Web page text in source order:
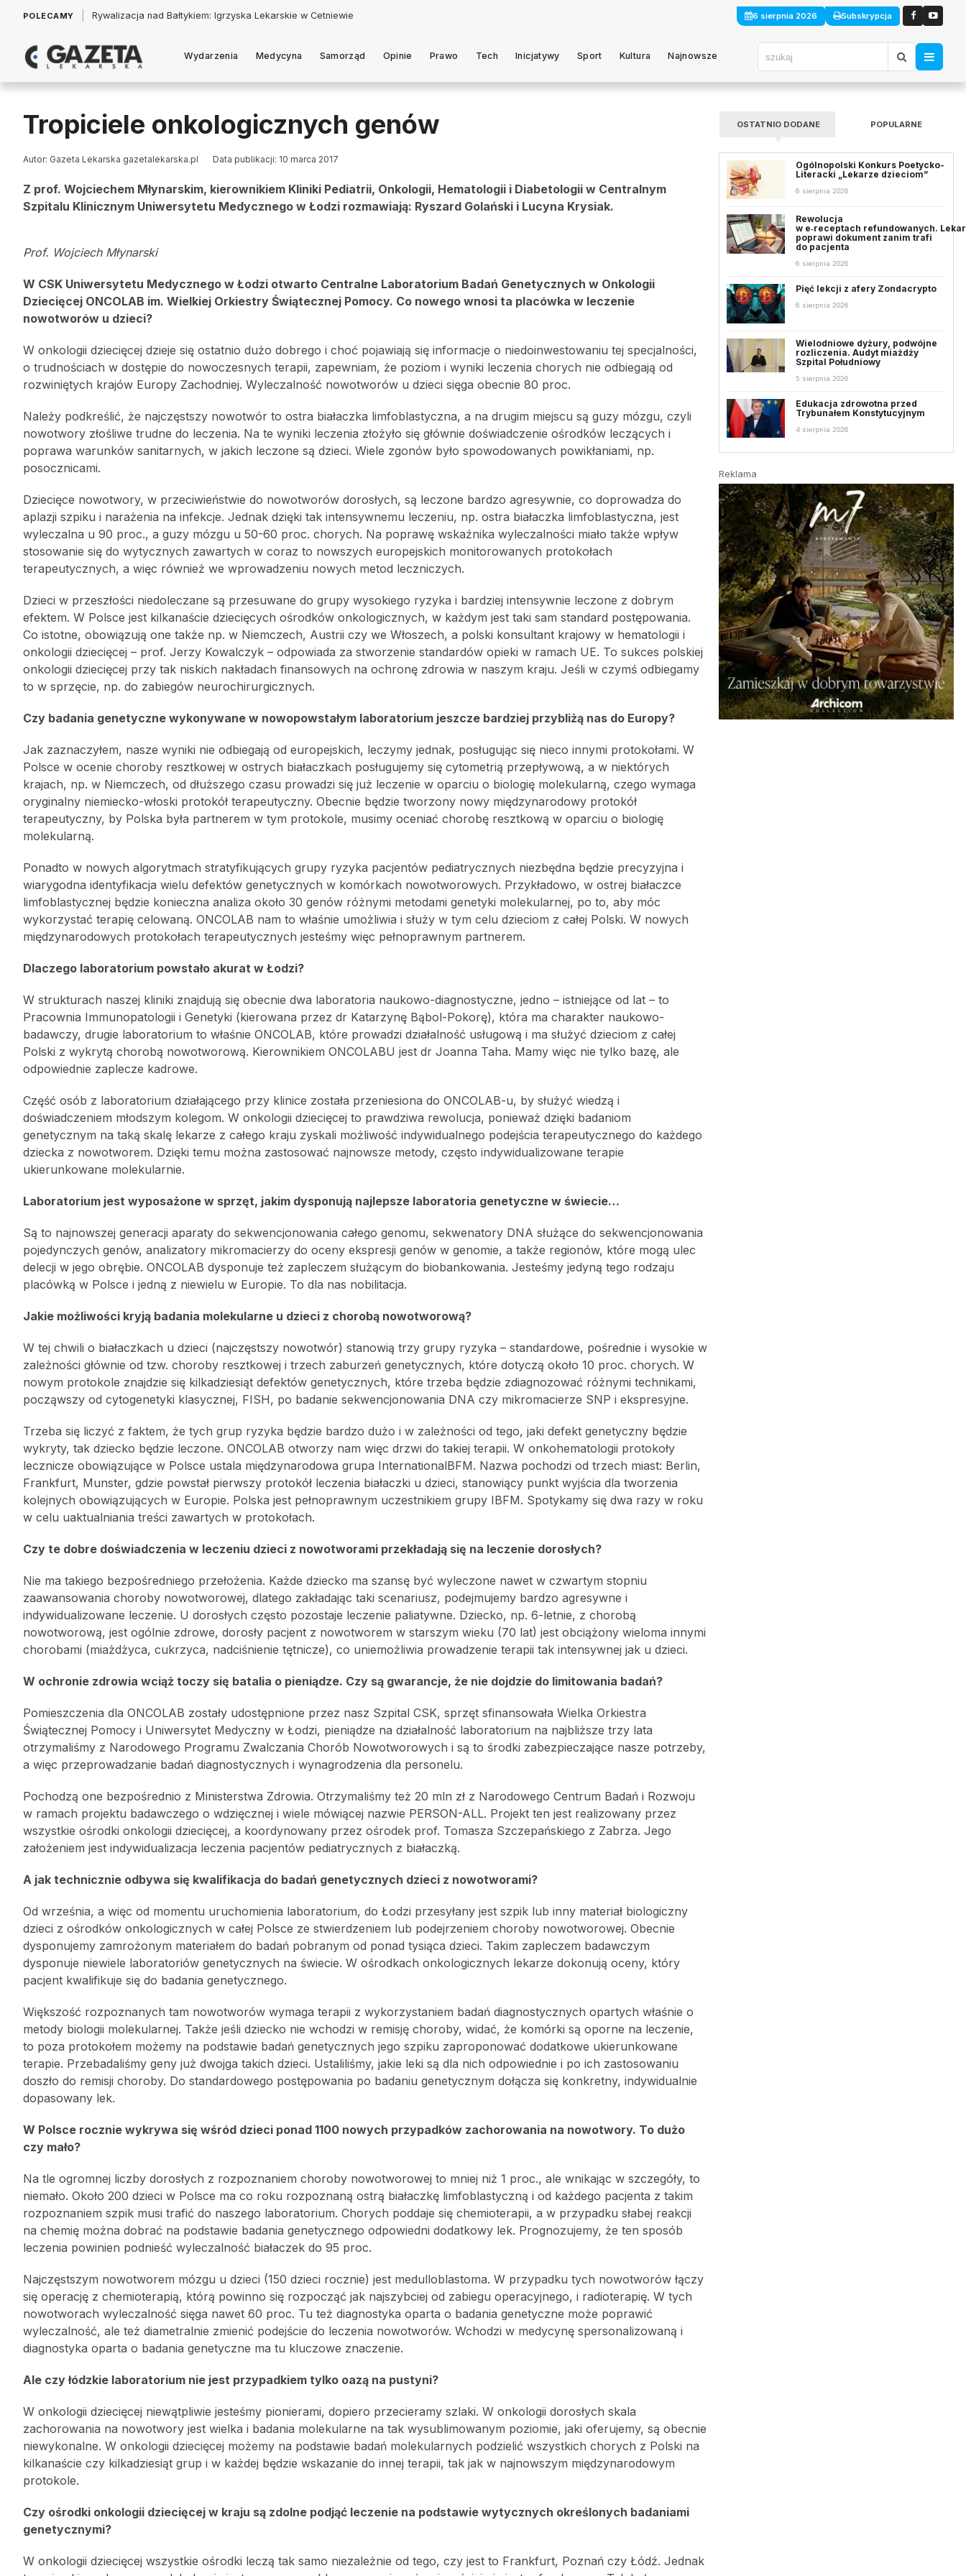
POLECAMY Łukasz Jankowski: Politycy w pogoni za króliczkiem 6 sierpnia 2026 Subskrypcja
Wydarzenia Medycyna Samorząd Opinie Prawo Tech Inicjatywy Sport Kultura Najnowsze
Tropiciele onkologicznych genów
Autor: Gazeta Lekarska gazetalekarska.pl Data publikacji: 10 marca 2017
Z prof. Wojciechem Młynarskim, kierownikiem Kliniki Pediatrii, Onkologii, Hematologii i Diabetologii w Centralnym
Szpitalu Klinicznym Uniwersytetu Medycznego w Łodzi rozmawiają: Ryszard Golański i Lucyna Krysiak.
Prof. Wojciech Młynarski
W CSK Uniwersytetu Medycznego w Łodzi otwarto Centralne Laboratorium Badań Genetycznych w Onkologii
Dziecięcej ONCOLAB im. Wielkiej Orkiestry Świątecznej Pomocy. Co nowego wnosi ta placówka w leczenie
nowotworów u dzieci?
W onkologii dziecięcej dzieje się ostatnio dużo dobrego i choć pojawiają się informacje o niedoinwestowaniu tej specjalności,
o trudnościach w dostępie do nowoczesnych terapii, zapewniam, że poziom i wyniki leczenia chorych nie odbiegają od
rozwiniętych krajów Europy Zachodniej. Wyleczalność nowotworów u dzieci sięga obecnie 80 proc.
Należy podkreślić, że najczęstszy nowotwór to ostra białaczka limfoblastyczna, a na drugim miejscu są guzy mózgu, czyli
nowotwory złośliwe trudne do leczenia. Na te wyniki leczenia złożyło się głównie doświadczenie ośrodków leczących i
poprawa warunków sanitarnych, w jakich leczone są dzieci. Wiele zgonów było spowodowanych powikłaniami, np.
posocznicami.
Dziecięce nowotwory, w przeciwieństwie do nowotworów dorosłych, są leczone bardzo agresywnie, co doprowadza do
aplazji szpiku i narażenia na infekcje. Jednak dzięki tak intensywnemu leczeniu, np. ostra białaczka limfoblastyczna, jest
wyleczalna u 90 proc., a guzy mózgu u 50-60 proc. chorych. Na poprawę wskaźnika wyleczalności miało także wpływ
stosowanie się do wytycznych zawartych w coraz to nowszych europejskich monitorowanych protokołach
terapeutycznych, a więc również we wprowadzeniu nowych metod leczniczych.
Dzieci w przeszłości niedoleczane są przesuwane do grupy wysokiego ryzyka i bardziej intensywnie leczone z dobrym
efektem. W Polsce jest kilkanaście dziecięcych ośrodków onkologicznych, w każdym jest taki sam standard postępowania.
Co istotne, obowiązują one także np. w Niemczech, Austrii czy we Włoszech, a polski konsultant krajowy w hematologii i
onkologii dziecięcej – prof. Jerzy Kowalczyk – odpowiada za stworzenie standardów opieki w ramach UE. To sukces polskiej
onkologii dziecięcej przy tak niskich nakładach finansowych na ochronę zdrowia w naszym kraju. Jeśli w czymś odbiegamy
to w sprzęcie, np. do zabiegów neurochirurgicznych.
Czy badania genetyczne wykonywane w nowopowstałym laboratorium jeszcze bardziej przybliżą nas do Europy?
Jak zaznaczyłem, nasze wyniki nie odbiegają od europejskich, leczymy jednak, posługując się nieco innymi protokołami. W
Polsce w ocenie choroby resztkowej w ostrych białaczkach posługujemy się cytometrią przepływową, a w niektórych
krajach, np. w Niemczech, od dłuższego czasu prowadzi się już leczenie w oparciu o biologię molekularną, czego wymaga
oryginalny niemiecko-włoski protokół terapeutyczny. Obecnie będzie tworzony nowy międzynarodowy protokół
terapeutyczny, by Polska była partnerem w tym protokole, musimy oceniać chorobę resztkową w oparciu o biologię
molekularną.
Ponadto w nowych algorytmach stratyfikujących grupy ryzyka pacjentów pediatrycznych niezbędna będzie precyzyjna i
wiarygodna identyfikacja wielu defektów genetycznych w komórkach nowotworowych. Przykładowo, w ostrej białaczce
limfoblastycznej będzie konieczna analiza około 30 genów różnymi metodami genetyki molekularnej, po to, aby móc
wykorzystać terapię celowaną. ONCOLAB nam to właśnie umożliwia i służy w tym celu dzieciom z całej Polski. W nowych
międzynarodowych protokołach terapeutycznych jesteśmy więc pełnoprawnym partnerem.
Dlaczego laboratorium powstało akurat w Łodzi?
W strukturach naszej kliniki znajdują się obecnie dwa laboratoria naukowo-diagnostyczne, jedno – istniejące od lat – to
Pracownia Immunopatologii i Genetyki (kierowana przez dr Katarzynę Bąbol-Pokorę), która ma charakter naukowo-
badawczy, drugie laboratorium to właśnie ONCOLAB, które prowadzi działalność usługową i ma służyć dzieciom z całej
Polski z wykrytą chorobą nowotworową. Kierownikiem ONCOLABU jest dr Joanna Taha. Mamy więc nie tylko bazę, ale
odpowiednie zaplecze kadrowe.
Część osób z laboratorium działającego przy klinice została przeniesiona do ONCOLAB-u, by służyć wiedzą i
doświadczeniem młodszym kolegom. W onkologii dziecięcej to prawdziwa rewolucja, ponieważ dzięki badaniom
genetycznym na taką skalę lekarze z całego kraju zyskali możliwość indywidualnego podejścia terapeutycznego do każdego
dziecka z nowotworem. Dzięki temu można zastosować najnowsze metody, często indywidualizowane terapie
ukierunkowane molekularnie.
Laboratorium jest wyposażone w sprzęt, jakim dysponują najlepsze laboratoria genetyczne w świecie…
Są to najnowszej generacji aparaty do sekwencjonowania całego genomu, sekwenatory DNA służące do sekwencjonowania
pojedynczych genów, analizatory mikromacierzy do oceny ekspresji genów w genomie, a także regionów, które mogą ulec
delecji w jego obrębie. ONCOLAB dysponuje też zapleczem służącym do biobankowania. Jesteśmy jedyną tego rodzaju
placówką w Polsce i jedną z niewielu w Europie. To dla nas nobilitacja.
Jakie możliwości kryją badania molekularne u dzieci z chorobą nowotworową?
W tej chwili o białaczkach u dzieci (najczęstszy nowotwór) stanowią trzy grupy ryzyka – standardowe, pośrednie i wysokie w
zależności głównie od tzw. choroby resztkowej i trzech zaburzeń genetycznych, które dotyczą około 10 proc. chorych. W
nowym protokole znajdzie się kilkadziesiąt defektów genetycznych, które trzeba będzie zdiagnozować różnymi technikami,
począwszy od cytogenetyki klasycznej, FISH, po badanie sekwencjonowania DNA czy mikromacierze SNP i ekspresyjne.
Trzeba się liczyć z faktem, że tych grup ryzyka będzie bardzo dużo i w zależności od tego, jaki defekt genetyczny będzie
wykryty, tak dziecko będzie leczone. ONCOLAB otworzy nam więc drzwi do takiej terapii. W onkohematologii protokoły
lecznicze obowiązujące w Polsce ustala międzynarodowa grupa InternationalBFM. Nazwa pochodzi od trzech miast: Berlin,
Frankfurt, Munster, gdzie powstał pierwszy protokół leczenia białaczki u dzieci, stanowiący punkt wyjścia dla tworzenia
kolejnych obowiązujących w Europie. Polska jest pełnoprawnym uczestnikiem grupy IBFM. Spotykamy się dwa razy w roku
w celu uaktualniania treści zawartych w protokołach.
Czy te dobre doświadczenia w leczeniu dzieci z nowotworami przekładają się na leczenie dorosłych?
Nie ma takiego bezpośredniego przełożenia. Każde dziecko ma szansę być wyleczone nawet w czwartym stopniu
zaawansowania choroby nowotworowej, dlatego zakładając taki scenariusz, podejmujemy bardzo agresywne i
indywidualizowane leczenie. U dorosłych często pozostaje leczenie paliatywne. Dziecko, np. 6-letnie, z chorobą
nowotworową, jest ogólnie zdrowe, dorosły pacjent z nowotworem w starszym wieku (70 lat) jest obciążony wieloma innymi
chorobami (miażdżyca, cukrzyca, nadciśnienie tętnicze), co uniemożliwia prowadzenie terapii tak intensywnej jak u dzieci.
W ochronie zdrowia wciąż toczy się batalia o pieniądze. Czy są gwarancje, że nie dojdzie do limitowania badań?
Pomieszczenia dla ONCOLAB zostały udostępnione przez nasz Szpital CSK, sprzęt sfinansowała Wielka Orkiestra
Świątecznej Pomocy i Uniwersytet Medyczny w Łodzi, pieniądze na działalność laboratorium na najbliższe trzy lata
otrzymaliśmy z Narodowego Programu Zwalczania Chorób Nowotworowych i są to środki zabezpieczające nasze potrzeby,
a więc przeprowadzanie badań diagnostycznych i wynagrodzenia dla personelu.
Pochodzą one bezpośrednio z Ministerstwa Zdrowia. Otrzymaliśmy też 20 mln zł z Narodowego Centrum Badań i Rozwoju
w ramach projektu badawczego o wdzięcznej i wiele mówiącej nazwie PERSON-ALL. Projekt ten jest realizowany przez
wszystkie ośrodki onkologii dziecięcej, a koordynowany przez ośrodek prof. Tomasza Szczepańskiego z Zabrza. Jego
założeniem jest indywidualizacja leczenia pacjentów pediatrycznych z białaczką.
A jak technicznie odbywa się kwalifikacja do badań genetycznych dzieci z nowotworami?
Od września, a więc od momentu uruchomienia laboratorium, do Łodzi przesyłany jest szpik lub inny materiał biologiczny
dzieci z ośrodków onkologicznych w całej Polsce ze stwierdzeniem lub podejrzeniem choroby nowotworowej. Obecnie
dysponujemy zamrożonym materiałem do badań pobranym od ponad tysiąca dzieci. Takim zapleczem badawczym
dysponuje niewiele laboratoriów genetycznych na świecie. W ośrodkach onkologicznych lekarze dokonują oceny, który
pacjent kwalifikuje się do badania genetycznego.
Większość rozpoznanych tam nowotworów wymaga terapii z wykorzystaniem badań diagnostycznych opartych właśnie o
metody biologii molekularnej. Także jeśli dziecko nie wchodzi w remisję choroby, widać, że komórki są oporne na leczenie,
to poza protokołem możemy na podstawie badań genetycznych jego szpiku zaproponować dodatkowe ukierunkowane
terapie. Przebadaliśmy geny już dwojga takich dzieci. Ustaliliśmy, jakie leki są dla nich odpowiednie i po ich zastosowaniu
doszło do remisji choroby. Do standardowego postępowania po badaniu genetycznym dołącza się konkretny, indywidualnie
dopasowany lek.
W Polsce rocznie wykrywa się wśród dzieci ponad 1100 nowych przypadków zachorowania na nowotwory. To dużo
czy mało?
Na tle ogromnej liczby dorosłych z rozpoznaniem choroby nowotworowej to mniej niż 1 proc., ale wnikając w szczegóły, to
niemało. Około 200 dzieci w Polsce ma co roku rozpoznaną ostrą białaczkę limfoblastyczną i od każdego pacjenta z takim
rozpoznaniem szpik musi trafić do naszego laboratorium. Chorych poddaje się chemioterapii, a w przypadku słabej reakcji
na chemię można dobrać na podstawie badania genetycznego odpowiedni dodatkowy lek. Prognozujemy, że ten sposób
leczenia powinien podnieść wyleczalność białaczek do 95 proc.
Najczęstszym nowotworem mózgu u dzieci (150 dzieci rocznie) jest medulloblastoma. W przypadku tych nowotworów łączy
się operację z chemioterapią, którą powinno się rozpocząć jak najszybciej od zabiegu operacyjnego, i radioterapię. W tych
nowotworach wyleczalność sięga nawet 60 proc. Tu też diagnostyka oparta o badania genetyczne może poprawić
wyleczalność, ale też diametralnie zmienić podejście do leczenia nowotworów. Wchodzi w medycynę spersonalizowaną i
diagnostyka oparta o badania genetyczne ma tu kluczowe znaczenie.
Ale czy łódzkie laboratorium nie jest przypadkiem tylko oazą na pustyni?
W onkologii dziecięcej niewątpliwie jesteśmy pionierami, dopiero przecieramy szlaki. W onkologii dorosłych skala
zachorowania na nowotwory jest wielka i badania molekularne na tak wysublimowanym poziomie, jaki oferujemy, są obecnie
niewykonalne. W onkologii dziecięcej możemy na podstawie badań molekularnych podzielić wszystkich chorych z Polski na
kilkanaście czy kilkadziesiąt grup i w każdej będzie wskazanie do innej terapii, tak jak w najnowszym międzynarodowym
protokole.
Czy ośrodki onkologii dziecięcej w kraju są zdolne podjąć leczenie na podstawie wytycznych określonych badaniami
genetycznymi?
W onkologii dziecięcej wszystkie ośrodki leczą tak samo niezależnie od tego, czy jest to Frankfurt, Poznań czy Łódź. Jednak
OSTATNIO DODANE POPULARNE
Ogólnopolski Konkurs Poetycko-
Literacki „Lekarze dzieciom”
6 sierpnia 2026
Rewolucja
w e‑receptach refundowanych.
poprawi dokument zanim trafi
do pacjenta
6 sierpnia 2026
Pięć lekcji z afery Zondacrypto
6 sierpnia 2026
Wielodniowe dyżury, podwójne
rozliczenia. Audyt miażdży
Szpital Południowy
5 sierpnia 2026
Edukacja zdrowotna przed
Trybunałem Konstytucyjnym
4 sierpnia 2026
Reklama